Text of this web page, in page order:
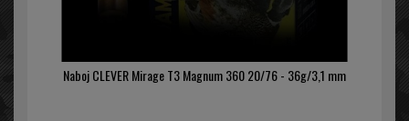
Naboj CLEVER Mirage T3 Magnum 360 20/76 - 36g/3,1 mm